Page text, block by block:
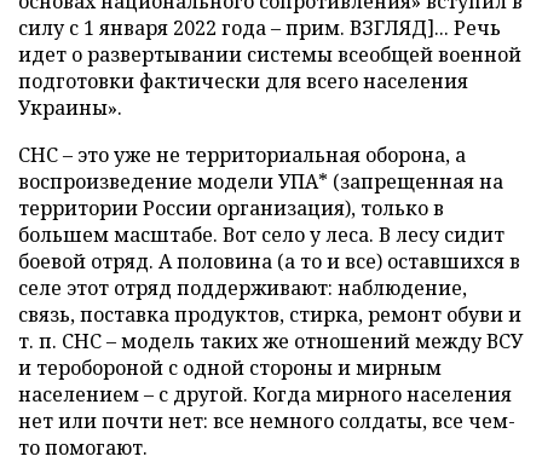
силу с 1 января 2022 года – прим. ВЗГЛЯД]... Речь
идет о развертывании системы всеобщей военной
подготовки фактически для всего населения
Украины».
СНС – это уже не территориальная оборона, а
воспроизведение модели УПА* (запрещенная на
территории России организация), только в
большем масштабе. Вот село у леса. В лесу сидит
боевой отряд. А половина (а то и все) оставшихся в
селе этот отряд поддерживают: наблюдение,
связь, поставка продуктов, стирка, ремонт обуви и
т. п. СНС – модель таких же отношений между ВСУ
и теробороной с одной стороны и мирным
населением – с другой. Когда мирного населения
нет или почти нет: все немного солдаты, все чем-
то помогают.